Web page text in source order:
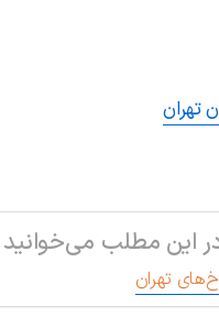
تهران
این مطلب می‌خوانید
تهران